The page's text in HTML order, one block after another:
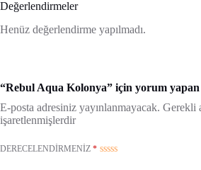
Değerlendirmeler
Henüz değerlendirme yapılmadı.
“Rebul Aqua Kolonya” için yorum
E-posta adresiniz yayınlanmayacak. Gerekli
işaretlenmişlerdir
DERECELENDIRMENIZ *